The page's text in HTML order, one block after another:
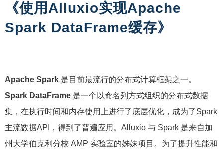
《使用Alluxio实现Apache
Spark DataFrame缓存》
Apache Spark 是目前最流行的分布式计算框架之一。
Spark DataFrame 是一个以命名列方式组织的分布式数据
集，在执行时间和内存使用上进行了底层优化，成为了Spark
主流数据API，得到了普遍应用。 Alluxio 与 Spark 是来自加
州大学伯克利分校 AMP 实验室的姊妹项目。为了提升性能和